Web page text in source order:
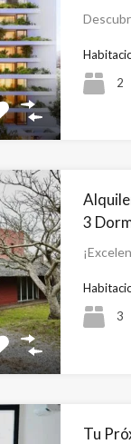
2
3
3
Tu